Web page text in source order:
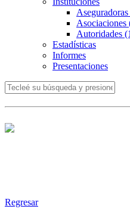
Asociaciones
Autoridades
Estadísticas
Informes
Presentaciones
Regresar